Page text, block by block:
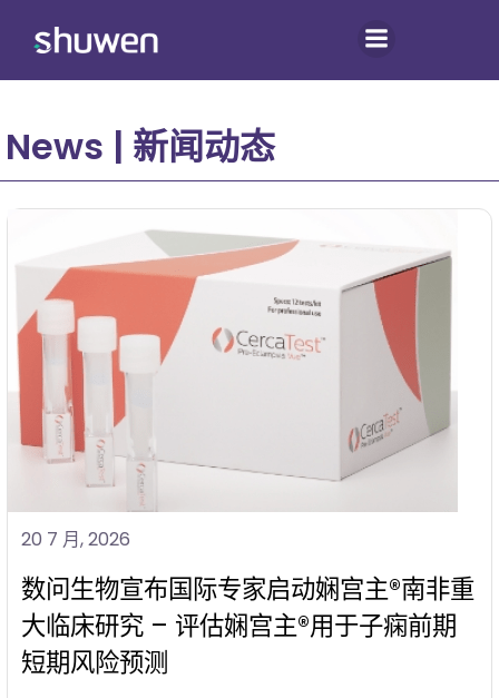
News | 新闻动态
20 7 月, 2026
数问生物宣布国际专家启动娴宫主®南非重
大临床研究 – 评估娴宫主®用于子痫前期
短期风险预测